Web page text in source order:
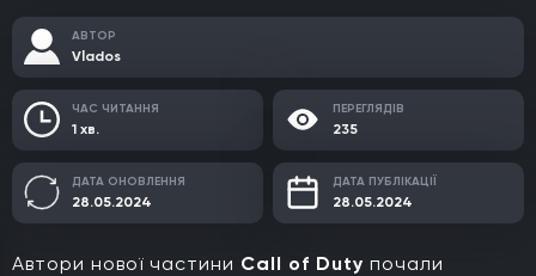
АВТОР
Vlados
ЧАС ЧИТАННЯ
1 хв.
ПЕРЕГЛЯДІВ
235
ДАТА ОНОВЛЕННЯ
28.05.2024
ДАТА ПУБЛІКАЦІЇ
28.05.2024
Автори нової частини Call of Duty почали